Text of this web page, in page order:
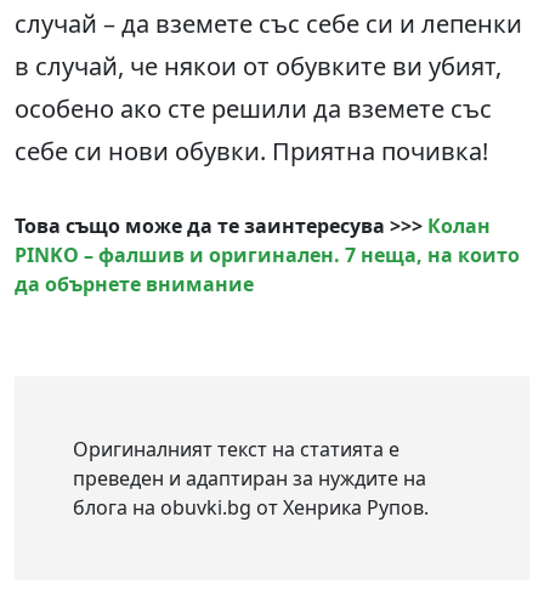
случай – да вземете със себе си и лепенки
в случай, че някои от обувките ви убият,
особено ако сте решили да вземете със
себе си нови обувки. Приятна почивка!
Това също може да те заинтересува >>> Колан
PINKO – фалшив и оригинален. 7 неща, на които
да обърнете внимание
Оригиналният текст на статията е
преведен и адаптиран за нуждите на
блога на obuvki.bg от Хенрика Рупов.